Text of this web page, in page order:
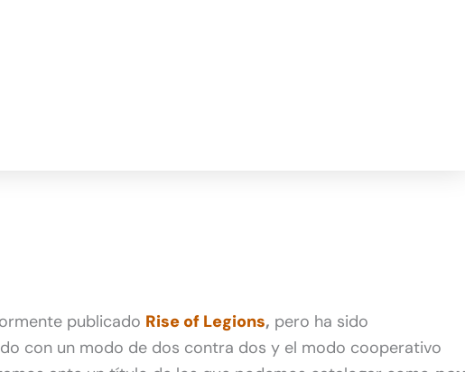
publicado Rise of Legions, pero ha sido
con un modo de dos contra dos y el modo cooperativo